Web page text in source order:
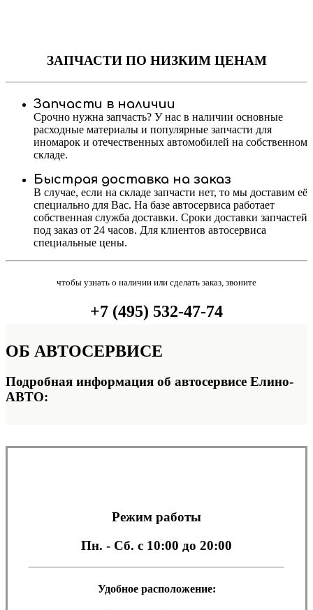
ЗАПЧАСТИПО НИЗКИМ ЦЕНАМ
Запчасти в наличии
Срочно нужна запчасть? У нас в наличии основные
расходные материалы и популярные запчасти для
иномарок и отечественных автомобилей на собственном
складе.
Быстрая доставка на заказ
В случае, если на складе запчасти нет, то мы доставим её
специально для Вас. На базе автосервиса работает
собственная служба доставки. Сроки доставки запчастей
под заказ от 24 часов. Для клиентов автосервиса
специальные цены.
чтобы узнать о наличии или сделать заказ, звоните
+7 (495) 532-47-74
ОБ АВТОСЕРВИСЕ
Подробная информация об автосервисе Елино-
АВТО:
Режим работы
Пн. - Сб. с 10:00 до 20:00
Удобное расположение: